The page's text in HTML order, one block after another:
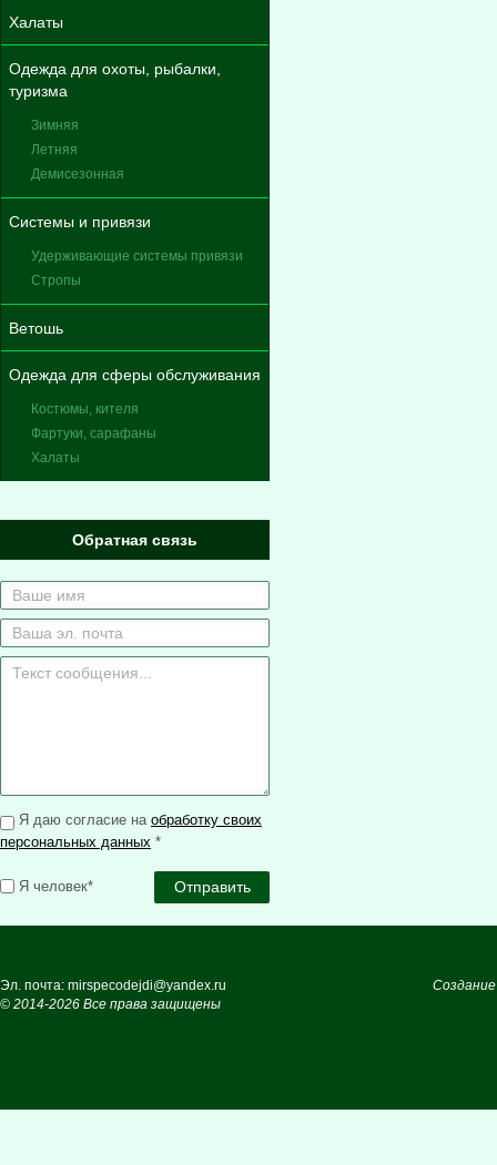
Халаты
Одежда для охоты, рыбалки,
туризма
Зимняя
Летняя
Демисезонная
Системы и привязи
Удерживающие системы привязи
Стропы
Ветошь
Одежда для сферы обслуживания
Костюмы, кителя
Фартуки, сарафаны
Халаты
Обратная связь
Я даю согласие на обработку своих
персональных данных *
Я человек*
Эл. почта: mirspecodejdi@yandex.ru
© 2014-2026 Все права защищены